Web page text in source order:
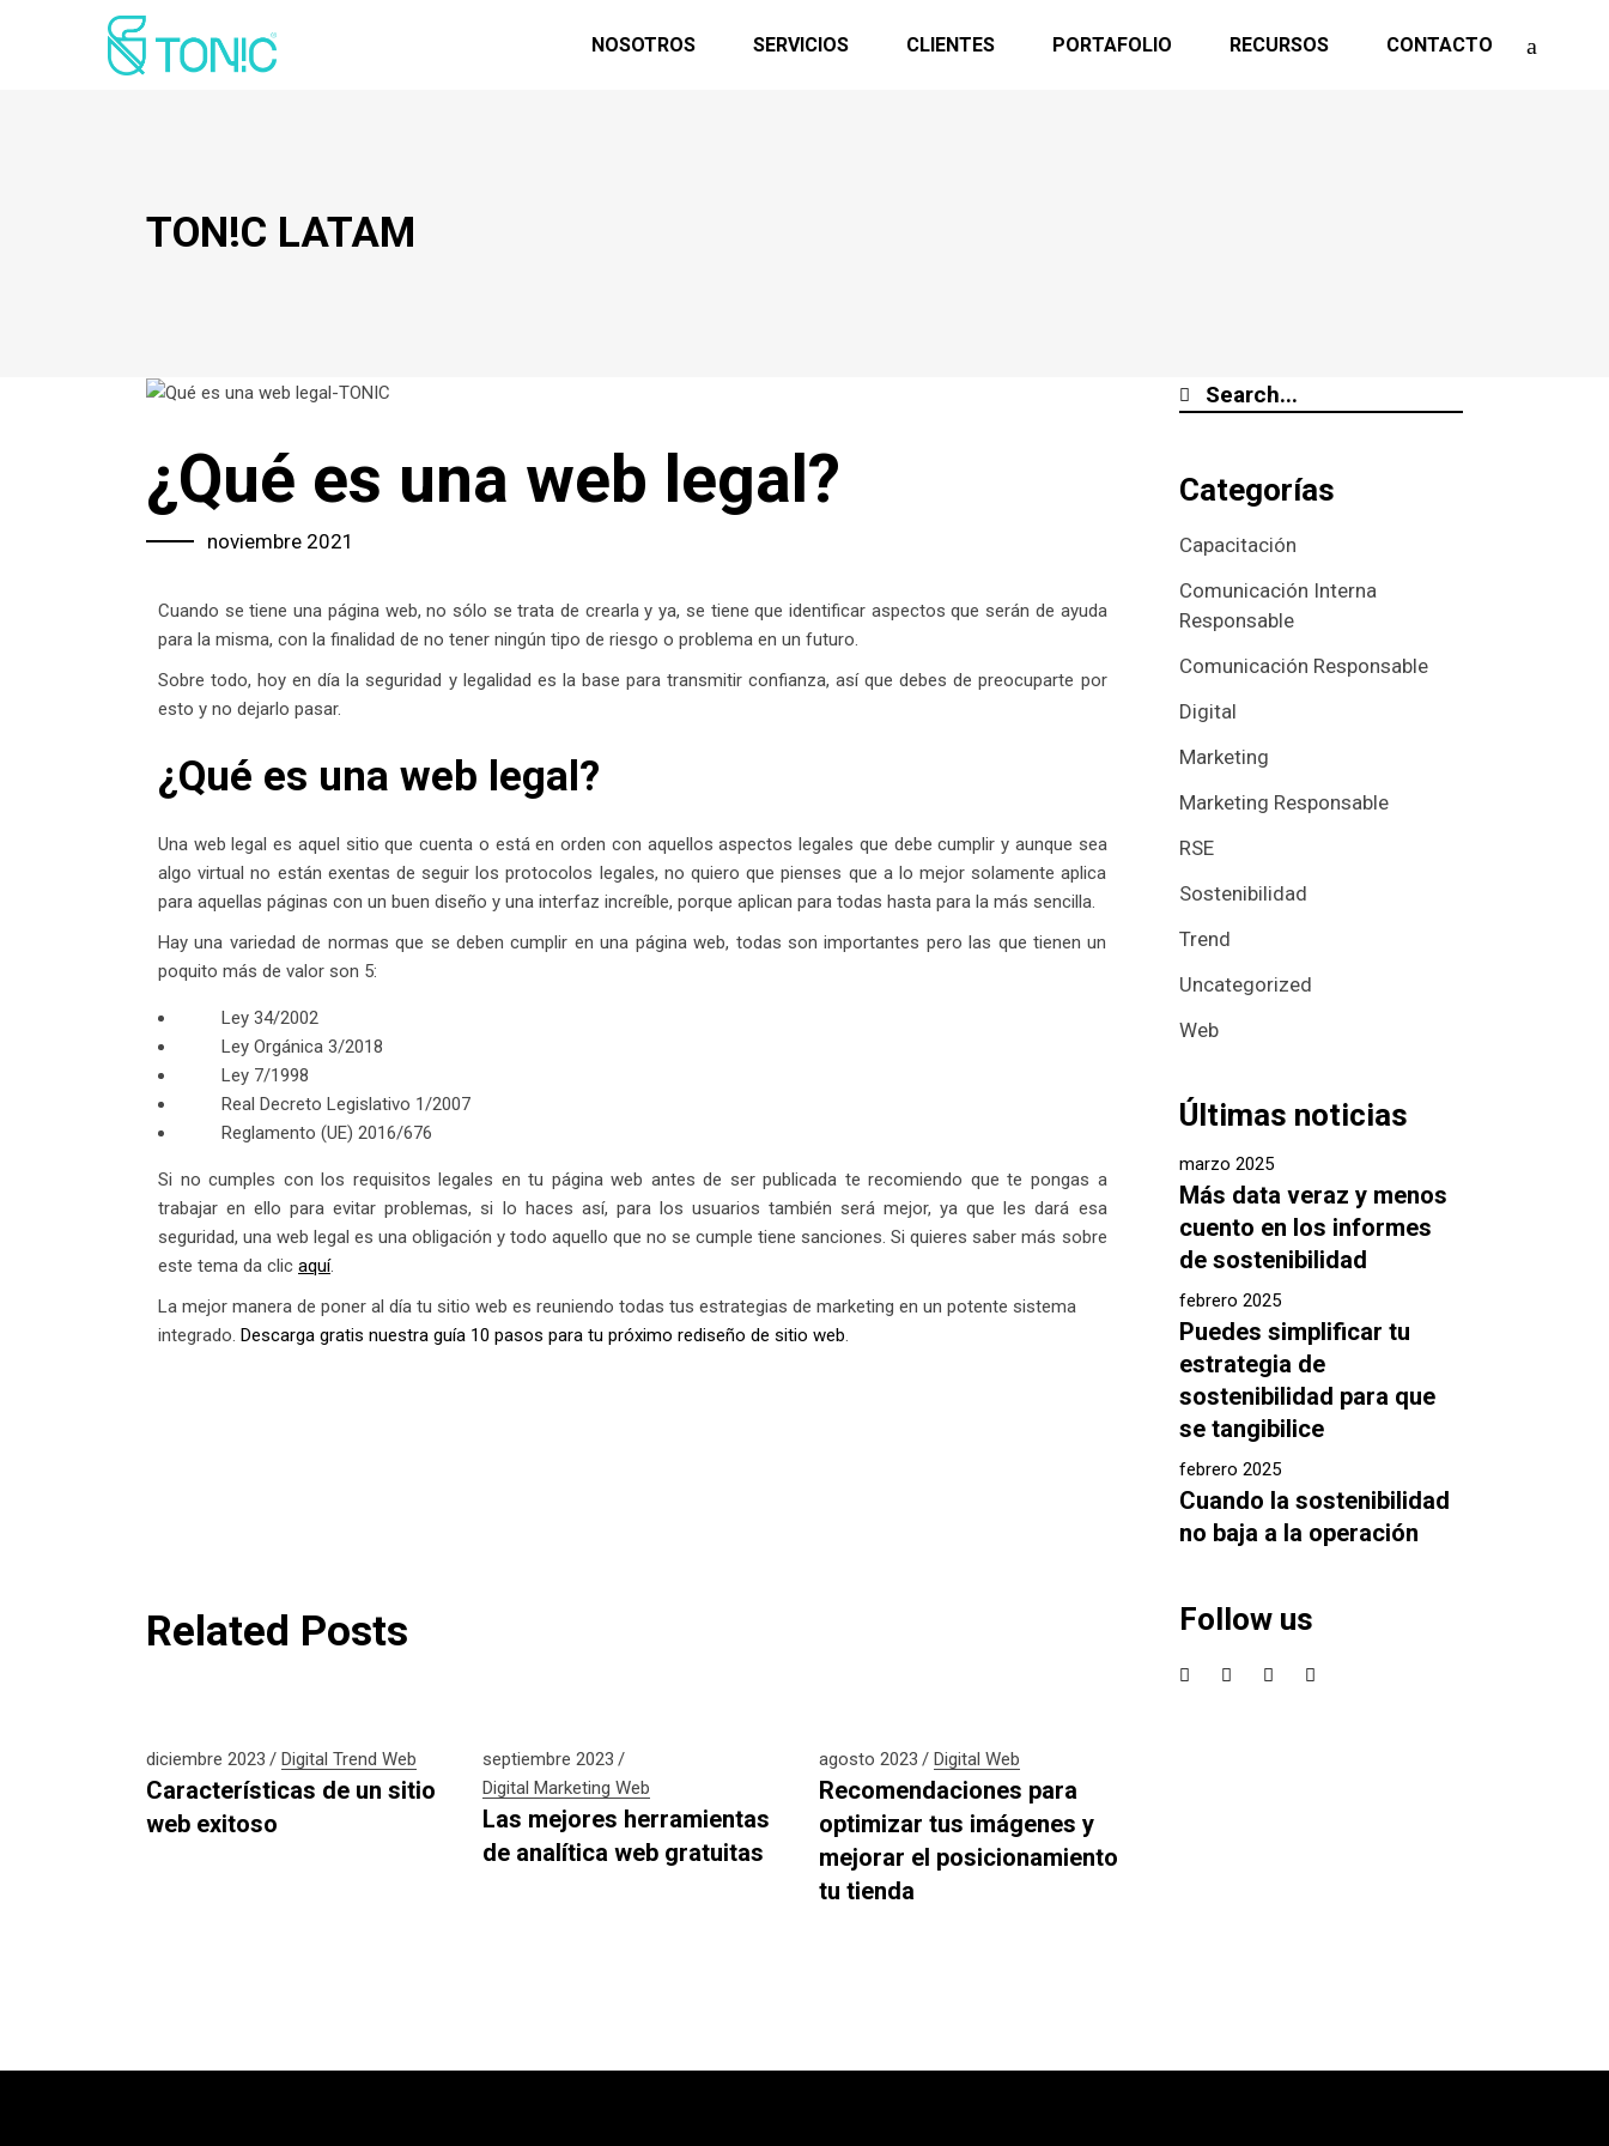
NOSOTROS SERVICIOS CLIENTES PORTAFOLIO RECURSOS CONTACTO
TON!C LATAM
¿Qué es una web legal?
noviembre 2021
Cuando se tiene una página web, no sólo se trata de crearla y ya, se tiene que identificar aspectos que serán de ayuda
para la misma, con la finalidad de no tener ningún tipo de riesgo o problema en un futuro.
Sobre todo, hoy en día la seguridad y legalidad es la base para transmitir confianza, así que debes de preocuparte por
esto y no dejarlo pasar.
¿Qué es una web legal?
Una web legal es aquel sitio que cuenta o está en orden con aquellos aspectos legales que debe cumplir y aunque sea
algo virtual no están exentas de seguir los protocolos legales, no quiero que pienses que a lo mejor solamente aplica
para aquellas páginas con un buen diseño y una interfaz increíble, porque aplican para todas hasta para la más sencilla.
Hay una variedad de normas que se deben cumplir en una página web, todas son importantes pero las que tienen un
poquito más de valor son 5:
Ley 34/2002
Ley Orgánica 3/2018
Ley 7/1998
Real Decreto Legislativo 1/2007
Reglamento (UE) 2016/676
Si no cumples con los requisitos legales en tu página web antes de ser publicada te recomiendo que te pongas a
trabajar en ello para evitar problemas, si lo haces así, para los usuarios también será mejor, ya que les dará esa
seguridad, una web legal es una obligación y todo aquello que no se cumple tiene sanciones. Si quieres saber más sobre
este tema da clic aquí.
La mejor manera de poner al día tu sitio web es reuniendo todas tus estrategias de marketing en un potente sistema
integrado. Descarga gratis nuestra guía 10 pasos para tu próximo rediseño de sitio web.
Related Posts
diciembre 2023 Digital Trend Web
Características de un sitio
web exitoso
septiembre 2023
Digital Marketing Web
Las mejores herramientas
de analítica web gratuitas
agosto 2023 Digital Web
Recomendaciones para
optimizar tus imágenes y
mejorar el posicionamiento
tu tienda
Categorías
Capacitación
Comunicación Interna
Responsable
Comunicación Responsable
Digital
Marketing
Marketing Responsable
RSE
Sostenibilidad
Trend
Uncategorized
Web
Últimas noticias
marzo 2025
Más data veraz y menos
cuento en los informes
de sostenibilidad
febrero 2025
Puedes simplificar tu
estrategia de
sostenibilidad para que
se tangibilice
febrero 2025
Cuando la sostenibilidad
no baja a la operación
Follow us